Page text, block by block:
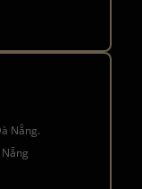
Nẵng.